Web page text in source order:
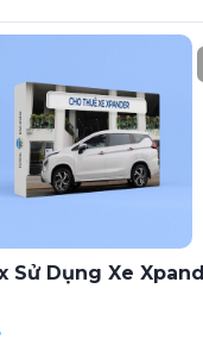
Sử Dụng Xe